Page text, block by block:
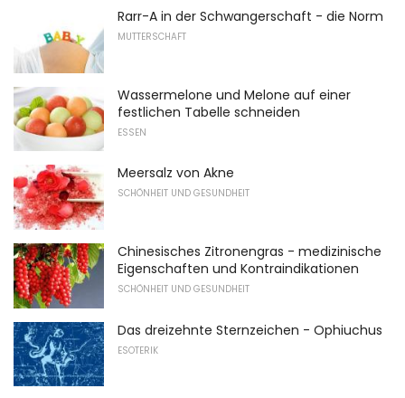
Rarr-A in der Schwangerschaft - die Norm
MUTTERSCHAFT
Wassermelone und Melone auf einer
festlichen Tabelle schneiden
ESSEN
Meersalz von Akne
SCHÖNHEIT UND GESUNDHEIT
Chinesisches Zitronengras - medizinische
Eigenschaften und Kontraindikationen
SCHÖNHEIT UND GESUNDHEIT
Das dreizehnte Sternzeichen - Ophiuchus
ESOTERIK